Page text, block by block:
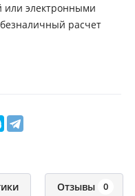
или электронными
расчет
Отзывы 0